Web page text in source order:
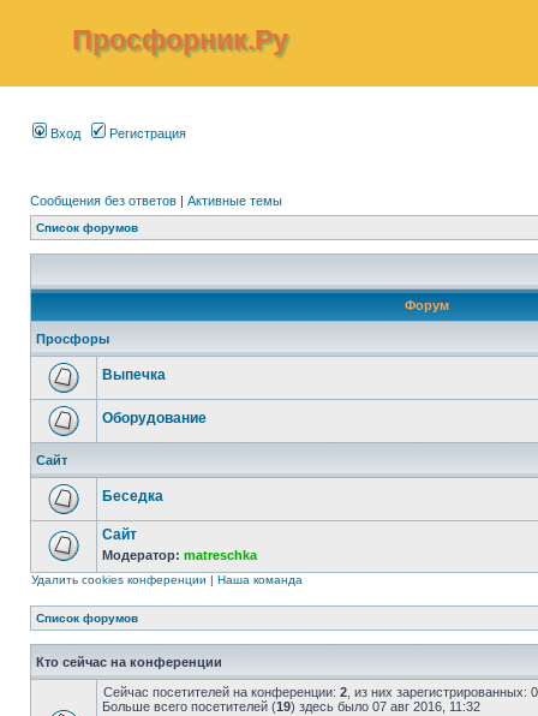
Просфорник.Ру
Вход Регистрация
Сообщения без ответов | Активные темы
Список форумов
Форум
Просфоры
Выпечка
Оборудование
Сайт
Беседка
Сайт
Модератор: matreschka
Удалить cookies конференции | Наша команда
Список форумов
Кто сейчас на конференции
Сейчас посетителей на конференции: 2 , из них
Больше всего посетителей (19) здесь было 07 авг 2016, 11:32